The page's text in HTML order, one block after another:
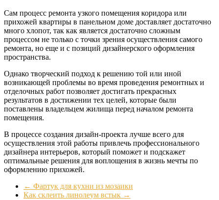
Сам процесс ремонта узкого помещения коридора или
прихожей квартиры в панельном доме доставляет достаточно
много хлопот, так как является достаточно сложным
процессом не только с точки зрения осуществления самого
ремонта, но еще и с позиций дизайнерского оформления
пространства.
Однако творческий подход к решению той или иной
возникающей проблемы во время проведения ремонтных и
отделочных работ позволяет достигать прекрасных
результатов в достижении тех целей, которые были
поставлены владельцем жилища перед началом ремонта
помещения.
В процессе создания дизайн-проекта лучше всего для
осуществления этой работы привлечь профессионального
дизайнера интерьеров, который поможет и подскажет
оптимальные решения для воплощения в жизнь мечты по
оформлению прихожей.
← Фартук для кухни из мозаики
Как склеить линолеум встык →